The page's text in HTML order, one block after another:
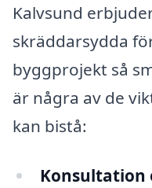
Kalvsund
skräddarsydda
byggprojekt så
är några av de
kan bistå:
Konsultation